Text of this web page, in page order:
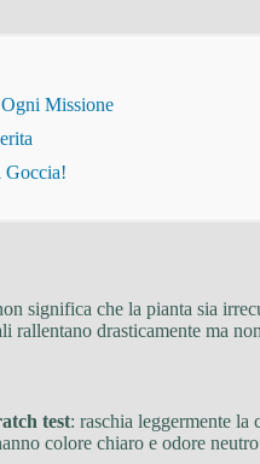
Missione
Goccia!
significa che la pianta sia
rallentano drasticamente ma
test: raschia leggermente
colore chiaro e odore